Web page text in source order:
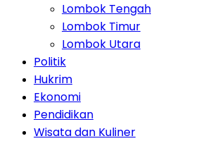
Lombok Tengah
Lombok Timur
Lombok Utara
Politik
Hukrim
Ekonomi
Pendidikan
Wisata dan Kuliner